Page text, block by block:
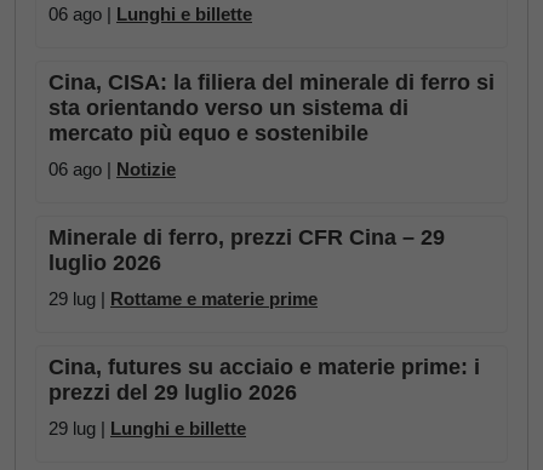
06 ago | Lunghi e billette
Cina, CISA: la filiera del minerale di ferro si
sta orientando verso un sistema di
mercato più equo e sostenibile
06 ago | Notizie
Minerale di ferro, prezzi CFR Cina – 29
luglio 2026
29 lug | Rottame e materie prime
Cina, futures su acciaio e materie prime: i
prezzi del 29 luglio 2026
29 lug | Lunghi e billette